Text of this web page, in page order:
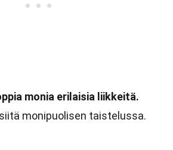
monia erilaisia liikkeitä.
monipuolisen taistelussa.